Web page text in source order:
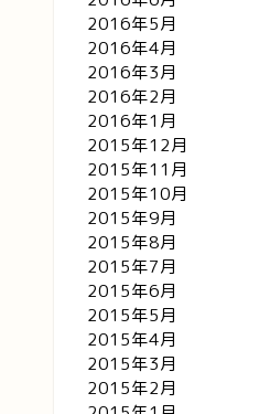
2016年5月
2016年4月
2016年3月
2016年2月
2016年1月
2015年12月
2015年11月
2015年10月
2015年9月
2015年8月
2015年7月
2015年6月
2015年5月
2015年4月
2015年3月
2015年2月